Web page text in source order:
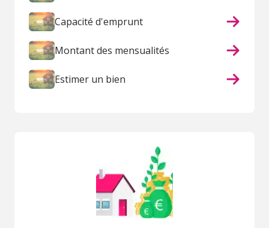
Capacité d'emprunt
Montant des mensualités
Estimer un bien